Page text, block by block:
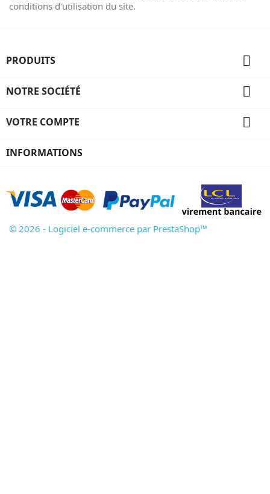
conditions d'utilisation du site.
PRODUITS 
NOTRE SOCIÉTÉ 
VOTRE COMPTE 
INFORMATIONS
© 2026 - Logiciel e-commerce par PrestaShop™